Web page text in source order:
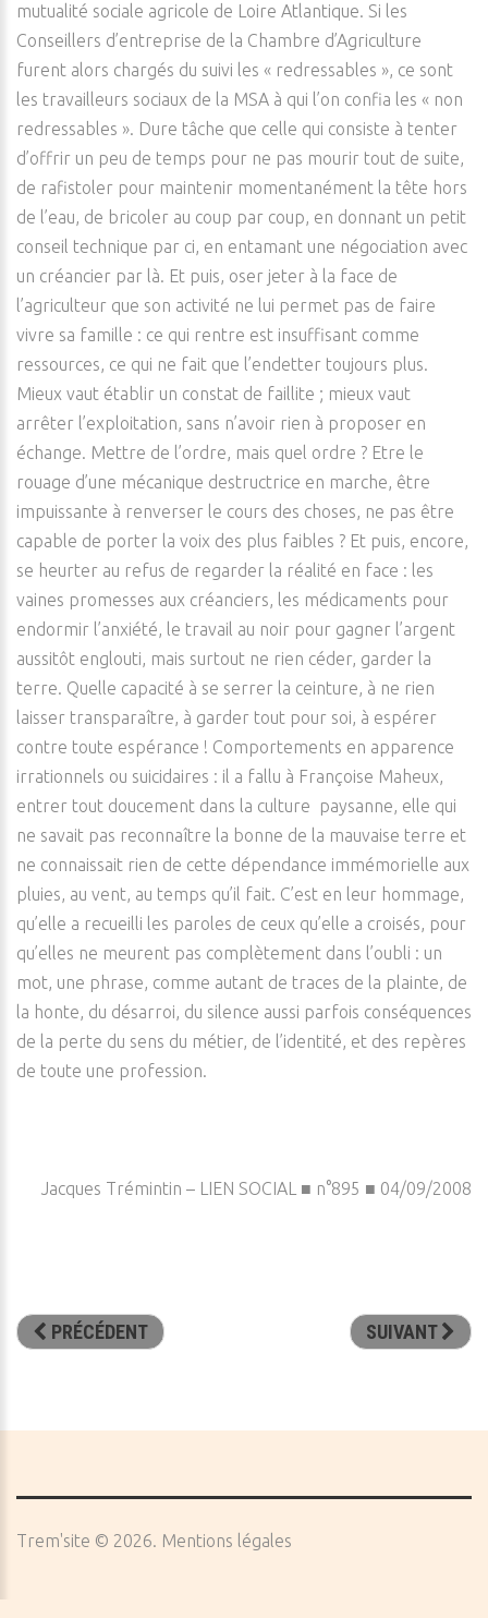
mutualité sociale agricole de Loire Atlantique. Si les
Conseillers d’entreprise de la Chambre d’Agriculture
furent alors chargés du suivi les « redressables », ce sont
les travailleurs sociaux de la MSA à qui l’on confia les « non
redressables ». Dure tâche que celle qui consiste à tenter
d’offrir un peu de temps pour ne pas mourir tout de suite,
de rafistoler pour maintenir momentanément la tête hors
de l’eau, de bricoler au coup par coup, en donnant un petit
conseil technique par ci, en entamant une négociation avec
un créancier par là. Et puis, oser jeter à la face de
l’agriculteur que son activité ne lui permet pas de faire
vivre sa famille : ce qui rentre est insuffisant comme
ressources, ce qui ne fait que l’endetter toujours plus.
Mieux vaut établir un constat de faillite ; mieux vaut
arrêter l’exploitation, sans n’avoir rien à proposer en
échange. Mettre de l’ordre, mais quel ordre ? Etre le
rouage d’une mécanique destructrice en marche, être
impuissante à renverser le cours des choses, ne pas être
capable de porter la voix des plus faibles ? Et puis, encore,
se heurter au refus de regarder la réalité en face : les
vaines promesses aux créanciers, les médicaments pour
endormir l’anxiété, le travail au noir pour gagner l’argent
aussitôt englouti, mais surtout ne rien céder, garder la
terre. Quelle capacité à se serrer la ceinture, à ne rien
laisser transparaître, à garder tout pour soi, à espérer
contre toute espérance ! Comportements en apparence
irrationnels ou suicidaires : il a fallu à Françoise Maheux,
entrer tout doucement dans la culture paysanne, elle qui
ne savait pas reconnaître la bonne de la mauvaise terre et
ne connaissait rien de cette dépendance immémorielle aux
pluies, au vent, au temps qu’il fait. C’est en leur hommage,
qu’elle a recueilli les paroles de ceux qu’elle a croisés, pour
qu’elles ne meurent pas complètement dans l’oubli : un
mot, une phrase, comme autant de traces de la plainte, de
la honte, du désarroi, du silence aussi parfois conséquences
de la perte du sens du métier, de l’identité, et des repères
de toute une profession.
Jacques Trémintin – LIEN SOCIAL ■ n°895 ■ 04/09/2008
PRÉCÉDENT SUIVANT
Trem'site © 2026 Mentions légales